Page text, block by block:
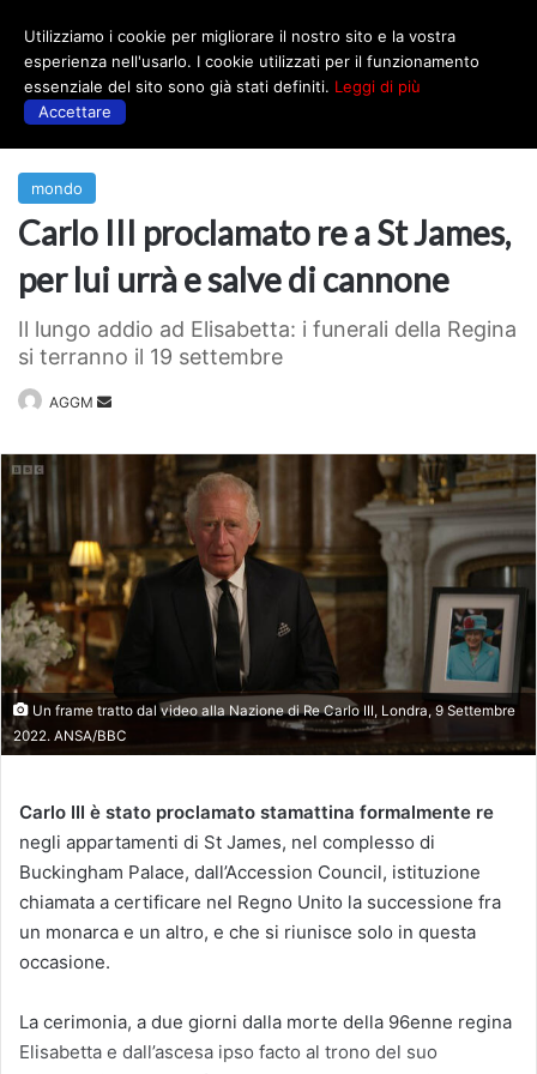
mondo
Carlo III proclamato re a St James,
per lui urrà e salve di cannone
Il lungo addio ad Elisabetta: i funerali della Regina
si terranno il 19 settembre
AGGM
Invia
Un frame tratto dal video alla Nazione di Re Carlo III, Londra, 9 Settembre
2022. ANSA/BBC
Carlo III è stato proclamato stamattina formalmente re
negli appartamenti di St James, nel complesso di
Buckingham Palace, dall’Accession Council, istituzione
chiamata a certificare nel Regno Unito la successione fra
un monarca e un altro, e che si riunisce solo in questa
occasione.
La cerimonia, a due giorni dalla morte della 96enne regina
Elisabetta e dall’ascesa ipso facto al trono del suo
Utilizziamo i cookie per migliorare il nostro sito e la vostra
esperienza nell'usarlo. I cookie utilizzati per il funzionamento
essenziale del sito sono già stati definiti. Leggi di più
Accettare